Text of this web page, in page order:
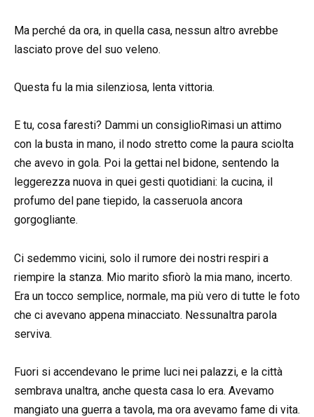
Ma perché da ora, in quella casa, nessun altro avrebbe
lasciato prove del suo veleno.
Questa fu la mia silenziosa, lenta vittoria.
E tu, cosa faresti? Dammi un consiglioRimasi un attimo
con la busta in mano, il nodo stretto come la paura sciolta
che avevo in gola. Poi la gettai nel bidone, sentendo la
leggerezza nuova in quei gesti quotidiani: la cucina, il
profumo del pane tiepido, la casseruola ancora
gorgogliante.
Ci sedemmo vicini, solo il rumore dei nostri respiri a
riempire la stanza. Mio marito sfiorò la mia mano, incerto.
Era un tocco semplice, normale, ma più vero di tutte le foto
che ci avevano appena minacciato. Nessunaltra parola
serviva.
Fuori si accendevano le prime luci nei palazzi, e la città
sembrava unaltra, anche questa casa lo era. Avevamo
mangiato una guerra a tavola, ma ora avevamo fame di vita.